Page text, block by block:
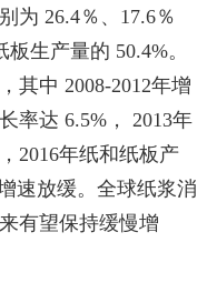
为 26.4％、17.6％
生产量的 50.4%。
其中 2008-2012年增
率达 6.5%， 2013年
2016年纸和纸板产
速放缓。全球纸浆消
有望保持缓慢增